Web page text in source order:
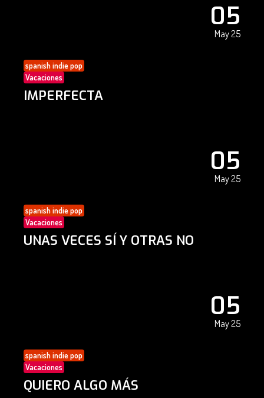
05
May 25
spanish indie pop
Vacaciones
IMPERFECTA
05
May 25
spanish indie pop
Vacaciones
UNAS VECES SÍ Y OTRAS NO
05
May 25
spanish indie pop
Vacaciones
QUIERO ALGO MÁS